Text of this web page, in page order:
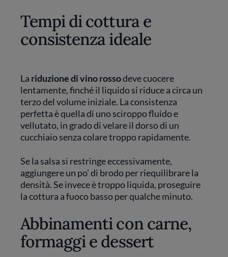
Tempi di cottura e
consistenza ideale
La riduzione di vino rossodeve cuocere
lentamente, finché il liquido si riduce a circa un
terzo del volume iniziale. La consistenza
perfetta è quella di uno sciroppo fluido e
vellutato, in grado di velare il dorso di un
cucchiaio senza colare troppo rapidamente.
Se la salsa si restringe eccessivamente,
aggiungere un po’ di brodo per riequilibrare la
densità. Se invece è troppo liquida, proseguire
la cottura a fuoco basso per qualche minuto.
Abbinamenti con carne,
formaggi e dessert